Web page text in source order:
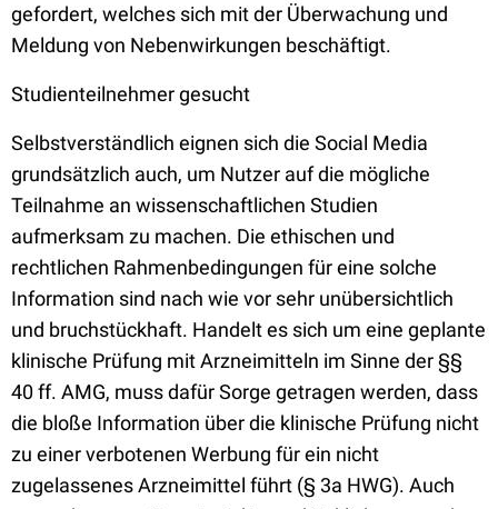
gefordert, welches sich mit der Überwachung und
Meldung von Nebenwirkungen beschäftigt.
Studienteilnehmer gesucht
Selbstverständlich eignen sich die Social Media
grundsätzlich auch, um Nutzer auf die mögliche
Teilnahme an wissenschaftlichen Studien
aufmerksam zu machen. Die ethischen und
rechtlichen Rahmenbedingungen für eine solche
Information sind nach wie vor sehr unübersichtlich
und bruchstückhaft. Handelt es sich um eine geplante
klinische Prüfung mit Arzneimitteln im Sinne der §§
40 ff. AMG, muss dafür Sorge getragen werden, dass
die bloße Information über die klinische Prüfung nicht
zu einer verbotenen Werbung für ein nicht
zugelassenes Arzneimittel führt (§ 3a HWG). Auch